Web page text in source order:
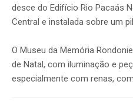
desce do Edifício Rio Pacaás
Central e instalada sobre um
O Museu da Memória
de Natal, com iluminação e
especialmente com renas,